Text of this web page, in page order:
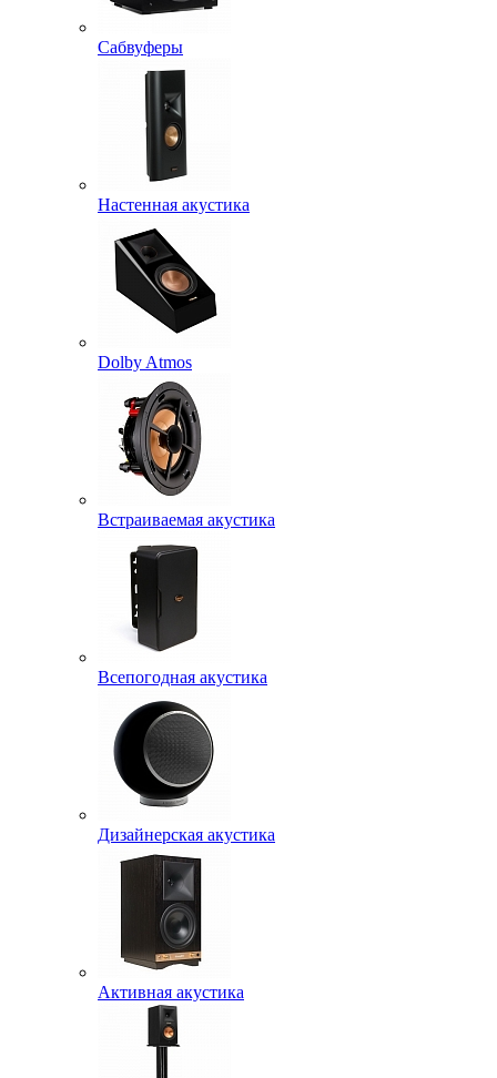
Сабвуферы
Настенная акустика
Dolby Atmos
Встраиваемая акустика
Всепогодная акустика
Дизайнерская акустика
Активная акустика